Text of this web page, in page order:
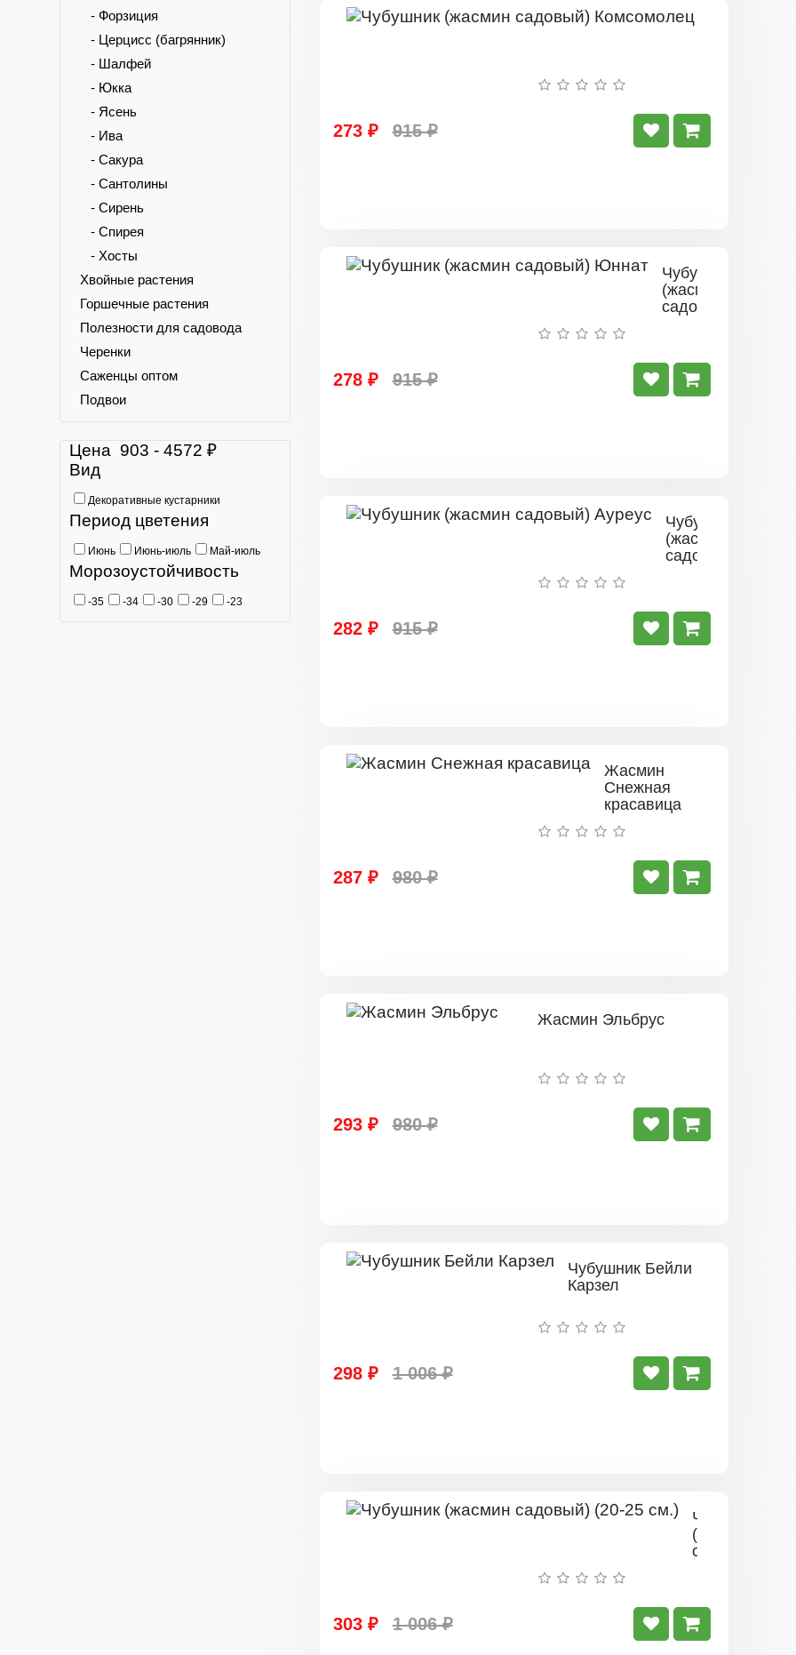
- Форзиция
- Церцисс (багрянник)
- Шалфей
- Юкка
- Ясень
- Ива
- Сакура
- Сантолины
- Сирень
- Спирея
- Хосты
Хвойные растения
Горшечные растения
Полезности для садовода
Черенки
Саженцы оптом
Подвои
Цена 903 - 4572 ₽
Вид
Декоративные кустарники
Период цветения
Июнь Июнь-июль Май-июль
Морозоустойчивость
-35 -34 -30 -29 -23
273 ₽ 915 ₽
Чубушник
(жасмин
садовый)
278 ₽ 915 ₽
Чубушник
(жасмин
садовый)
282 ₽ 915 ₽
Жасмин
Снежная
красавица
287 ₽ 980 ₽
Жасмин Эльбрус
293 ₽ 980 ₽
Чубушник Бейли
Карзел
298 ₽ 1 006 ₽
Чубушник
(жасмин
садовый)
303 ₽ 1 006 ₽